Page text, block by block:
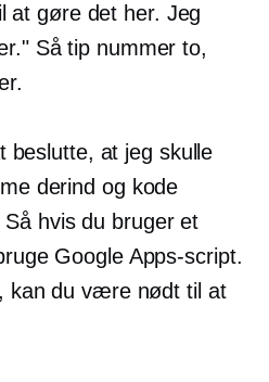
at gøre det her. Jeg
Så tip nummer to,
beslutte, at jeg skulle
derind og kode
hvis du bruger et
Google Apps-script.
kan du være nødt til at